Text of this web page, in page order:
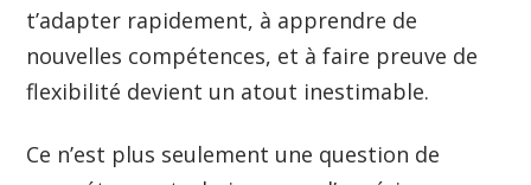
t’adapter rapidement, à apprendre de
nouvelles compétences, et à faire preuve de
flexibilité devient un atout inestimable.
Ce n’est plus seulement une question de